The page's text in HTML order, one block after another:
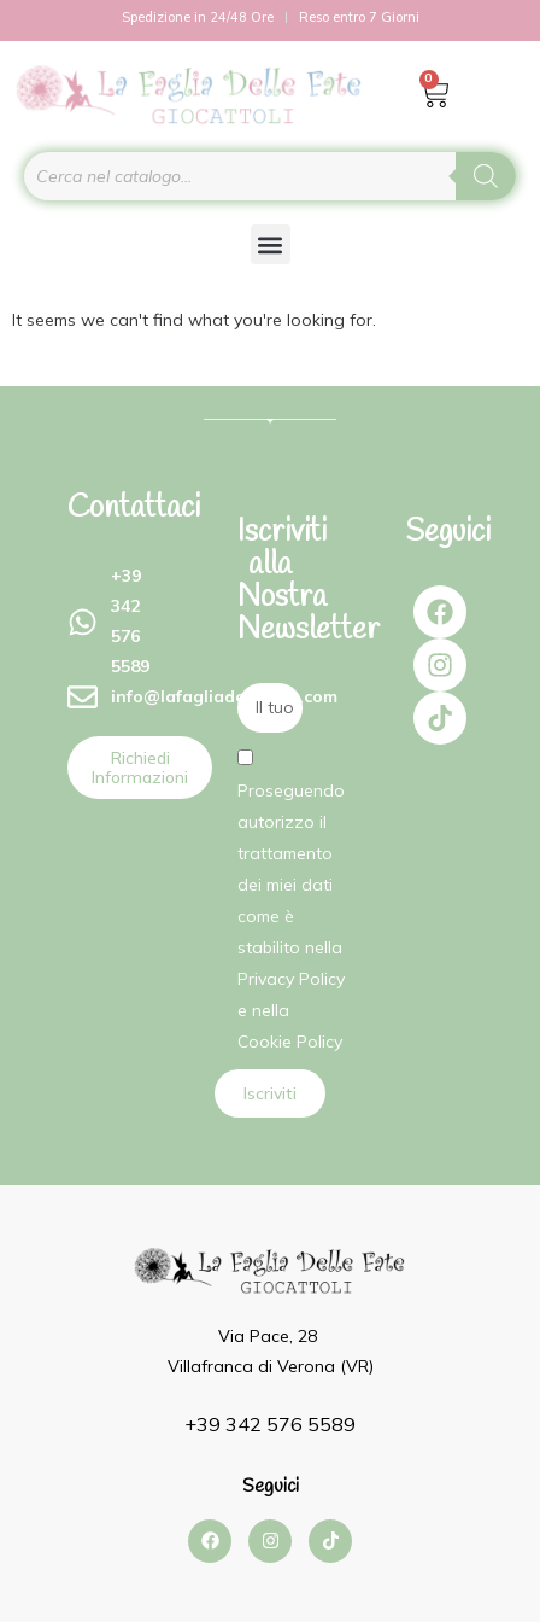
Spedizione in 24/48 Ore Reso entro 7 Giorni
0
It seems we can't find what you're looking for.
Contattaci
+39
342
576
5589
info@lafagliadellefate.com
Richiedi
Informazioni
Iscriviti
alla
Nostra
Newsletter
Proseguendo
autorizzo il
trattamento
dei miei dati
come è
stabilito nella
Privacy Policy
e nella
Cookie Policy
Iscriviti
Seguici
Via Pace, 28
Villafranca di Verona (VR)
+39 342 576 5589
Seguici